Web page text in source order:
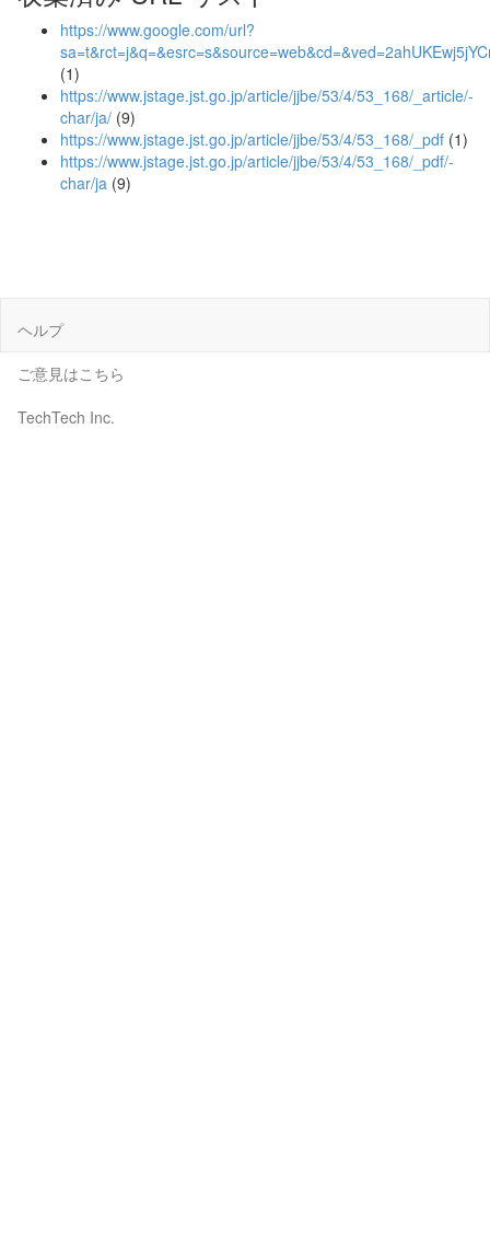
https://www.google.com/url?
(1)
https://www.jstage.jst.go.jp/article/jjbe/53/4/53_168/_article/-
char/ja/ (9)
https://www.jstage.jst.go.jp/article/jjbe/53/4/53_168/_pdf (1)
https://www.jstage.jst.go.jp/article/jjbe/53/4/53_168/_pdf/-
char/ja (9)
ヘルプ
ご意見はこちら
TechTech Inc.